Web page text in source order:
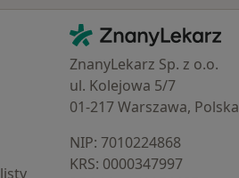
Kontakt
ZnanyLekarz - Strona główna
ZnanyLekarz Sp. z o.o.
ul. Kolejowa 5/7
01-217 Warszawa, Polska
NIP: ⁠7010224868
KRS: ⁠0000347997